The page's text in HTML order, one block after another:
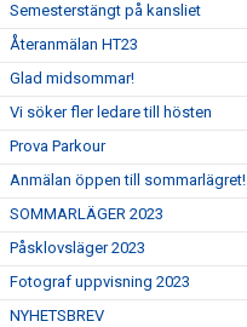
Semesterstängt på kansliet
Återanmälan HT23
Glad midsommar!
Vi söker fler ledare till hösten
Prova Parkour
Anmälan öppen till sommarlägret!
SOMMARLÄGER 2023
Påsklovsläger 2023
Fotograf uppvisning 2023
NYHETSBREV